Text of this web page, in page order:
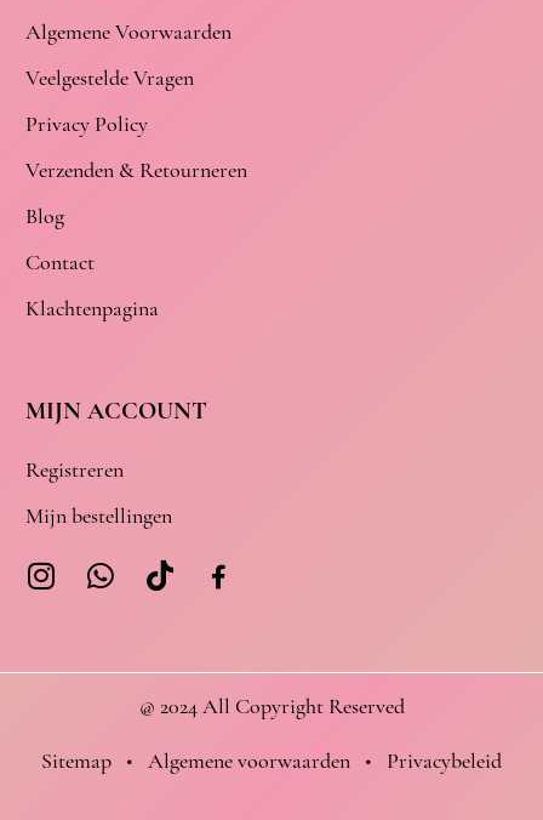
Algemene Voorwaarden
Veelgestelde Vragen
Privacy Policy
Verzenden & Retourneren
Blog
Contact
Klachtenpagina
MIJN ACCOUNT
Registreren
Mijn bestellingen
@ 2024 All Copyright Reserved
Sitemap • Algemene voorwaarden • Privacybeleid